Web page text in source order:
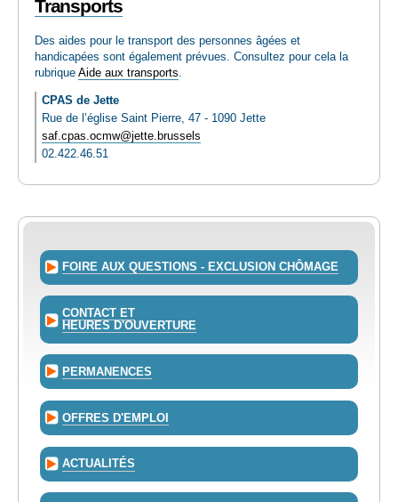
Transports
Des aides pour le transport des personnes âgées et
handicapées sont également prévues. Consultez pour cela la
rubrique Aide aux transports
CPAS de Jette
Rue de l’église Saint Pierre, 47 - 1090 Jette
saf.cpas.ocmw@jette.brussels
02.422.46.51
FOIRE AUX QUESTIONS - EXCLUSION CHÔMAGE
CONTACT ET
HEURES D'OUVERTURE
PERMANENCES
OFFRES D'EMPLOI
ACTUALITÉS